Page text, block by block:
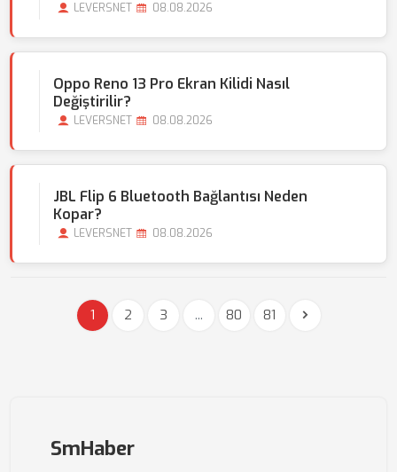
LEVERSNET 08.08.2026
Oppo Reno 13 Pro Ekran Kilidi Nasıl
Değiştirilir?
LEVERSNET 08.08.2026
JBL Flip 6 Bluetooth Bağlantısı Neden
Kopar?
LEVERSNET 08.08.2026
1 2 3 ... 80 81
SmHaber